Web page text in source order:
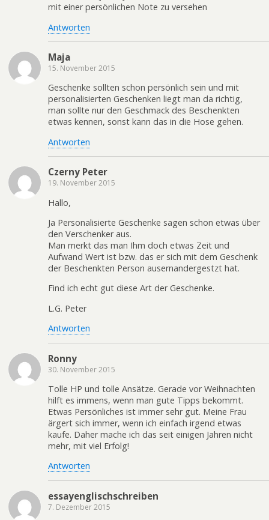
mit einer persönlichen Note zu versehen
Antworten
Maja
15. November 2015
Geschenke sollten schon persönlich sein und mit
personalisierten Geschenken liegt man da richtig,
man sollte nur den Geschmack des Beschenkten
etwas kennen, sonst kann das in die Hose gehen.
Antworten
Czerny Peter
19. November 2015
Hallo,
Ja Personalisierte Geschenke sagen schon etwas über
den Verschenker aus.
Man merkt das man Ihm doch etwas Zeit und
Aufwand Wert ist bzw. das er sich mit dem Geschenk
der Beschenkten Person ausernandergestzt hat.
Find ich echt gut diese Art der Geschenke.
L.G. Peter
Antworten
Ronny
30. November 2015
Tolle HP und tolle Ansätze. Gerade vor Weihnachten
hilft es immens, wenn man gute Tipps bekommt.
Etwas Persönliches ist immer sehr gut. Meine Frau
ärgert sich immer, wenn ich einfach irgend etwas
kaufe. Daher mache ich das seit einigen Jahren nicht
mehr, mit viel Erfolg!
Antworten
essayenglischschreiben
7. Dezember 2015